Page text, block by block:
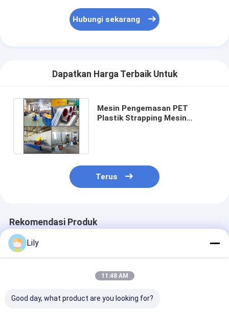
Hubungi sekarang
Dapatkan Harga Terbaik Untuk
Mesin Pengemasan PET
Plastik Strapping Mesin
Terus
Rekomendasi Produk
Lily
11:48 AM
Good day, what product are you looking for?